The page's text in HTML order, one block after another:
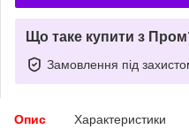
Що таке купити з
Замовлення під
Опис Характеристики